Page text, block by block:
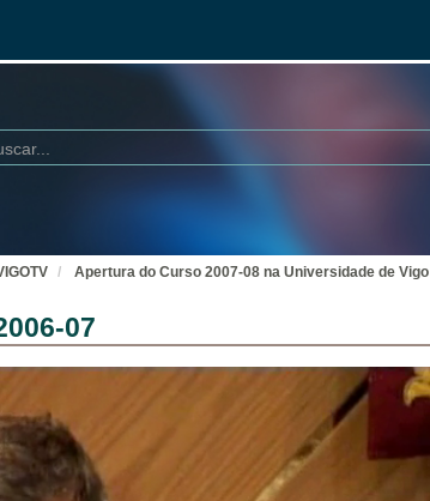
Apertura do Curso 2007-08 na Universidade de Vigo
07